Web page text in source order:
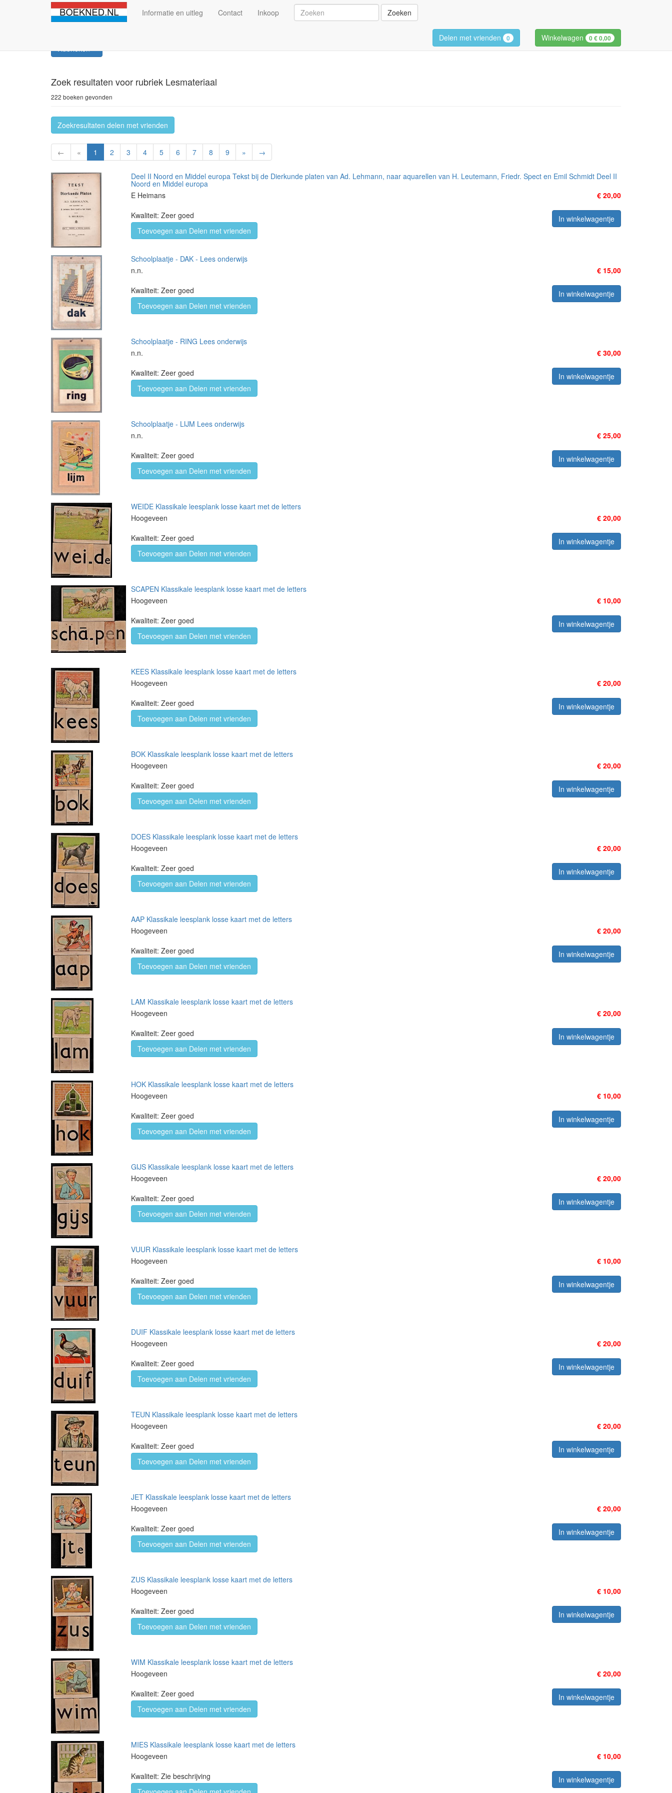
Informatie en uitleg Contact Inkoop Zoeken
Delen met vrienden 0 Winkelwagen 0€ 0,00
Rubrieken
Zoek resultaten voor rubriek Lesmateriaal
222 boeken gevonden
Zoekresultaten delen met vrienden
← « 1 2 3 4 5 6 7 8 9 » →
Deel II Noord en Middel europa Tekst bij de Dierkunde platen van Ad. Lehmann, naar aquarellen van H. Leutemann, Friedr. Spect en Emil Schmidt Deel II
Noord en Middel europa
E Heimans
€ 20,00
Kwaliteit: Zeer goed
In winkelwagentje
Toevoegen aan Delen met vrienden
Schoolplaatje - DAK - Lees onderwijs
n.n.
€ 15,00
Kwaliteit: Zeer goed
In winkelwagentje
Toevoegen aan Delen met vrienden
Schoolplaatje - RING Lees onderwijs
n.n.
€ 30,00
Kwaliteit: Zeer goed
In winkelwagentje
Toevoegen aan Delen met vrienden
Schoolplaatje - LIJM Lees onderwijs
n.n.
€ 25,00
Kwaliteit: Zeer goed
In winkelwagentje
Toevoegen aan Delen met vrienden
WEIDE Klassikale leesplank losse kaart met de letters
Hoogeveen
€ 20,00
Kwaliteit: Zeer goed
In winkelwagentje
Toevoegen aan Delen met vrienden
SCAPEN Klassikale leesplank losse kaart met de letters
Hoogeveen
€ 10,00
Kwaliteit: Zeer goed
In winkelwagentje
Toevoegen aan Delen met vrienden
KEES Klassikale leesplank losse kaart met de letters
Hoogeveen
€ 20,00
Kwaliteit: Zeer goed
In winkelwagentje
Toevoegen aan Delen met vrienden
BOK Klassikale leesplank losse kaart met de letters
Hoogeveen
€ 20,00
Kwaliteit: Zeer goed
In winkelwagentje
Toevoegen aan Delen met vrienden
DOES Klassikale leesplank losse kaart met de letters
Hoogeveen
€ 20,00
Kwaliteit: Zeer goed
In winkelwagentje
Toevoegen aan Delen met vrienden
AAP Klassikale leesplank losse kaart met de letters
Hoogeveen
€ 20,00
Kwaliteit: Zeer goed
In winkelwagentje
Toevoegen aan Delen met vrienden
LAM Klassikale leesplank losse kaart met de letters
Hoogeveen
€ 20,00
Kwaliteit: Zeer goed
In winkelwagentje
Toevoegen aan Delen met vrienden
HOK Klassikale leesplank losse kaart met de letters
Hoogeveen
€ 10,00
Kwaliteit: Zeer goed
In winkelwagentje
Toevoegen aan Delen met vrienden
GIJS Klassikale leesplank losse kaart met de letters
Hoogeveen
€ 20,00
Kwaliteit: Zeer goed
In winkelwagentje
Toevoegen aan Delen met vrienden
VUUR Klassikale leesplank losse kaart met de letters
Hoogeveen
€ 10,00
Kwaliteit: Zeer goed
In winkelwagentje
Toevoegen aan Delen met vrienden
DUIF Klassikale leesplank losse kaart met de letters
Hoogeveen
€ 20,00
Kwaliteit: Zeer goed
In winkelwagentje
Toevoegen aan Delen met vrienden
TEUN Klassikale leesplank losse kaart met de letters
Hoogeveen
€ 20,00
Kwaliteit: Zeer goed
In winkelwagentje
Toevoegen aan Delen met vrienden
JET Klassikale leesplank losse kaart met de letters
Hoogeveen
€ 20,00
Kwaliteit: Zeer goed
In winkelwagentje
Toevoegen aan Delen met vrienden
ZUS Klassikale leesplank losse kaart met de letters
Hoogeveen
€ 10,00
Kwaliteit: Zeer goed
In winkelwagentje
Toevoegen aan Delen met vrienden
WIM Klassikale leesplank losse kaart met de letters
Hoogeveen
€ 20,00
Kwaliteit: Zeer goed
In winkelwagentje
Toevoegen aan Delen met vrienden
MIES Klassikale leesplank losse kaart met de letters
Hoogeveen
€ 10,00
Kwaliteit: Zie beschrijving
In winkelwagentje